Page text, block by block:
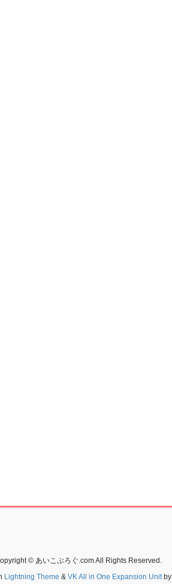
© あいこぶろぐ.com All Rights Reserved.
Lightning Theme & VK All in One Expansion Unitby